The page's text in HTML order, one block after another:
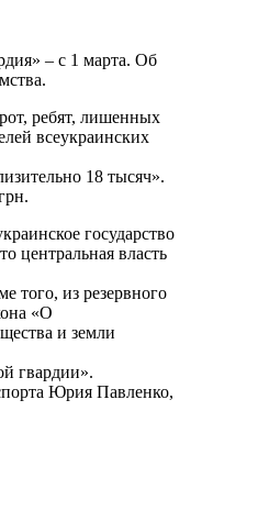
– с 1 марта. Об
ребят, лишенных
всеукраинских
18 тысяч».
государство
центральная власть
того, из резервного
«О
и земли
гвардии».
Юрия Павленко,